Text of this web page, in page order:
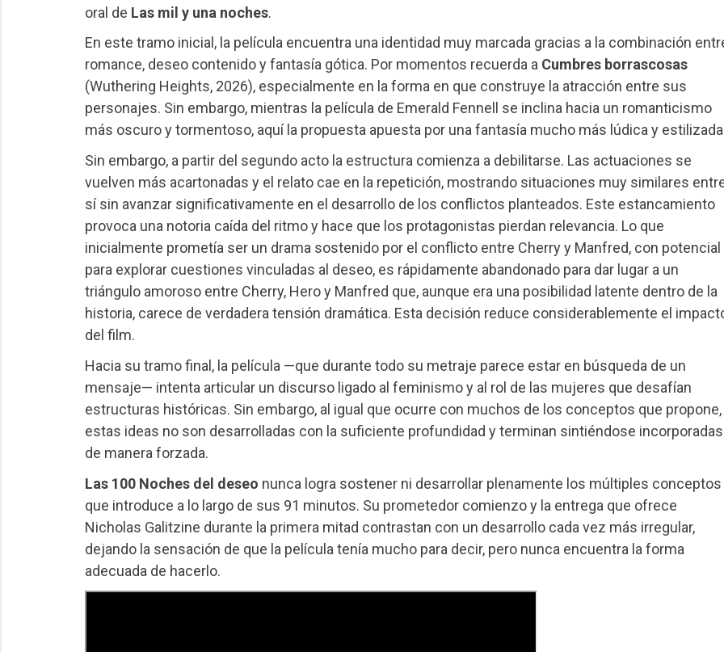
oral de Las mil y una noches.
En este tramo inicial, la película encuentra una identidad muy marcada gracias a la combinación
romance, deseo contenido y fantasía gótica. Por momentos recuerda a Cumbres borrascosas
(Wuthering Heights, 2026), especialmente en la forma en que construye la atracción entre sus
personajes. Sin embargo, mientras la película de Emerald Fennell se inclina hacia un romanticismo
más oscuro y tormentoso, aquí la propuesta apuesta por una fantasía mucho más lúdica y
Sin embargo, a partir del segundo acto la estructura comienza a debilitarse. Las actuaciones se
vuelven más acartonadas y el relato cae en la repetición, mostrando situaciones muy similares
sí sin avanzar significativamente en el desarrollo de los conflictos planteados. Este estancamiento
provoca una notoria caída del ritmo y hace que los protagonistas pierdan relevancia. Lo que
inicialmente prometía ser un drama sostenido por el conflicto entre Cherry y Manfred, con potencial
para explorar cuestiones vinculadas al deseo, es rápidamente abandonado para dar lugar a un
triángulo amoroso entre Cherry, Hero y Manfred que, aunque era una posibilidad latente dentro de la
historia, carece de verdadera tensión dramática. Esta decisión reduce considerablemente el
del film.
Hacia su tramo final, la película —que durante todo su metraje parece estar en búsqueda de un
mensaje— intenta articular un discurso ligado al feminismo y al rol de las mujeres que desafían
estructuras históricas. Sin embargo, al igual que ocurre con muchos de los conceptos que propone,
estas ideas no son desarrolladas con la suficiente profundidad y terminan sintiéndose incorporadas
de manera forzada.
Las 100 Noches del deseo nunca logra sostener ni desarrollar plenamente los múltiples conceptos
que introduce a lo largo de sus 91 minutos. Su prometedor comienzo y la entrega que ofrece
Nicholas Galitzine durante la primera mitad contrastan con un desarrollo cada vez más irregular,
dejando la sensación de que la película tenía mucho para decir, pero nunca encuentra la forma
adecuada de hacerlo.